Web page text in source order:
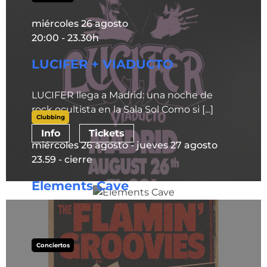
Tickets
miércoles 26 agosto
20:00 - 23.30h
LUCIFER + VIADUCTO
LUCIFER llega a Madrid: una noche de
rock ocultista en la Sala Sol Como si [...]
Info Tickets
Clubbing
miércoles 26 agosto - jueves 27 agosto
23.59 - cierre
Elements Cave
Ver esta publicación en Instagram Una
publicación compartida de KHAOS IN
ORDER (@khaosinorder)
Conciertos